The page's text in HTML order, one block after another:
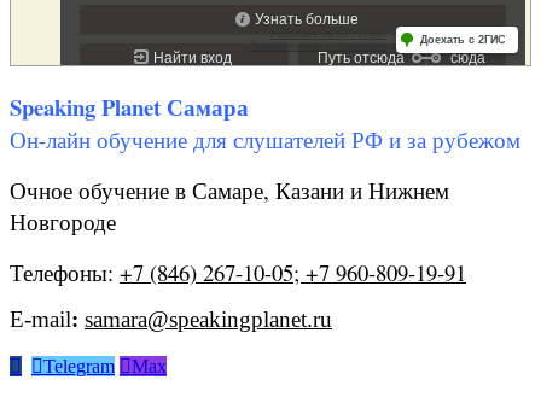
Speaking Planet Самара
Он-лайн обучение для слушателей РФ и за рубежом
Очное обучение в Самаре, Казани и Нижнем
Новгороде
Телефоны: +7 (846) 267-10-05; +7 960-809-19-91
E-mail: samara@speakingplanet.ru
 Telegram Max